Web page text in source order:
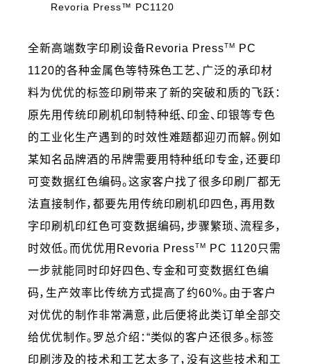
Revoria Press™ PC1120
全新高端数字印刷设备Revoria PressTM
PC
1120的各种金属色等特殊色工艺、广泛的承印材
料为优优的标签印刷带来了新的突破和质的飞跃：
原先用传统印刷机印制特种纸、印金、印银等专色
的工业化生产遇到的时效性难题都迎刃而解。例如
某知名品牌酒的吊牌需要用特种纸印专金，还要印
可变数据红色编码。这家客户找了很多印刷厂都无
法直接制作，都要先用传统印刷机印四色，再用数
字印刷机印红色可变数据编码，步骤繁琐、流程多，
时效低。而优优用Revoria PressTM
PC 1120只需
一步就能同时印好四色、专金和可变数据红色编
码，生产效率比传统方式提高了约60%。由于客户
对优优的制作非常满意，此后便将此类订单全部交
给优优制作。罗总介绍：“类似的客户还很多。标签
印刷涉及的技术和工艺太多了，没有这些技术和工